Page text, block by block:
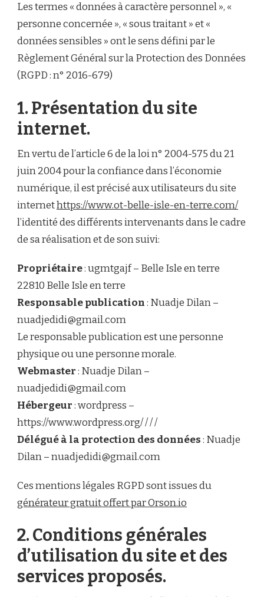
Les termes « données à caractère personnel », «
personne concernée », « sous traitant » et «
données sensibles » ont le sens défini par le
Règlement Général sur la Protection des Données
(RGPD : n° 2016-679)
1. Présentation du site
internet.
En vertu de l’article 6 de la loi n° 2004-575 du 21
juin 2004 pour la confiance dans l’économie
numérique, il est précisé aux utilisateurs du site
internethttps://www.ot-belle-isle-en-terre.com/
l’identité des différents intervenants dans le cadre
de sa réalisation et de son suivi:
Propriétaire: ugmtgajf – Belle Isle en terre
22810 Belle Isle en terre
Responsable publication: Nuadje Dilan –
nuadjedidi@gmail.com
Le responsable publication est une personne
physique ou une personne morale.
Webmaster: Nuadje Dilan –
nuadjedidi@gmail.com
Hébergeur: wordpress –
https://www.wordpress.org/ / / /
Délégué à la protection des données: Nuadje
Dilan –nuadjedidi@gmail.com
Ces mentions légales RGPD sont issues du
générateur gratuit offert par Orson.io
2. Conditions générales
d’utilisation du site et des
services proposés.